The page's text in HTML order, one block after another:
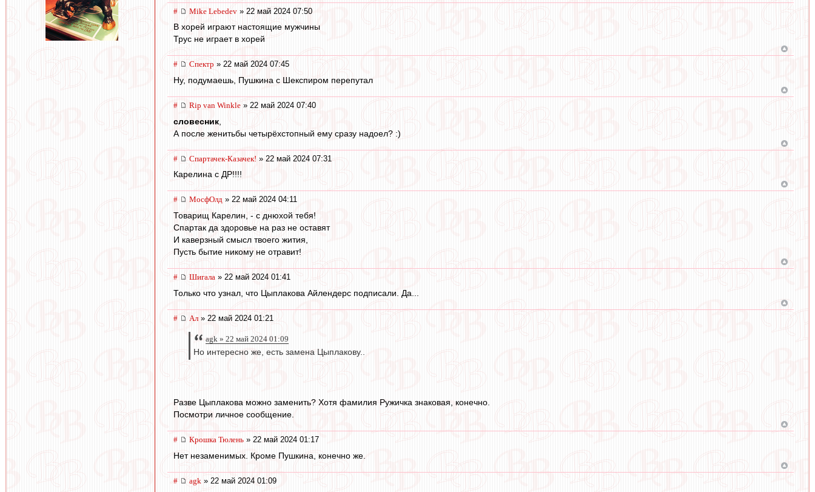
# Mike Lebedev » 22 май 2024 07:50
В хорей играют настоящие мужчины
Трус не играет в хорей
# Спектр » 22 май 2024 07:45
Ну, подумаешь, Пушкина с Шекспиром перепутал
# Rip van Winkle » 22 май 2024 07:40
словесник
А после женитьбы четырёхстопный ему сразу надоел? :)
# Спартачек-Казачек! » 22 май 2024 07:31
Карелина с ДР!!!!
# МосфОлд » 22 май 2024 04:11
Товарищ Карелин, - с днюхой тебя!
Спартак да здоровье на раз не оставят
И каверзный смысл твоего жития,
Пусть бытие никому не отравит!
# Шигала » 22 май 2024 01:41
Только что узнал, что Цыплакова Айлендерс подписали. Да...
# Ал » 22 май 2024 01:21
agk » 22 май 2024 01:09
Но интересно же, есть замена Цыплакову..
Разве Цыплакова можно заменить? Хотя фамилия Ружичка знаковая, конечно.
Посмотри личное сообщение.
# Крошка Тюлень » 22 май 2024 01:17
Нет незаменимых. Кроме Пушкина, конечно же.
# agk » 22 май 2024 01:09